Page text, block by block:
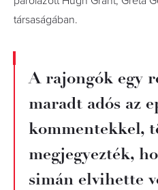
társaságában.
A rajongók egy
maradt adós az
kommentekkel,
megjegyezték,
simán elvihette